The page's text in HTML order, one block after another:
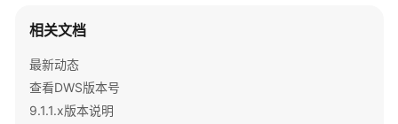
南
(9.1.1.x)
使
用
相关文档
最新动态
查看DWS版本号
9.1.1.x版本说明